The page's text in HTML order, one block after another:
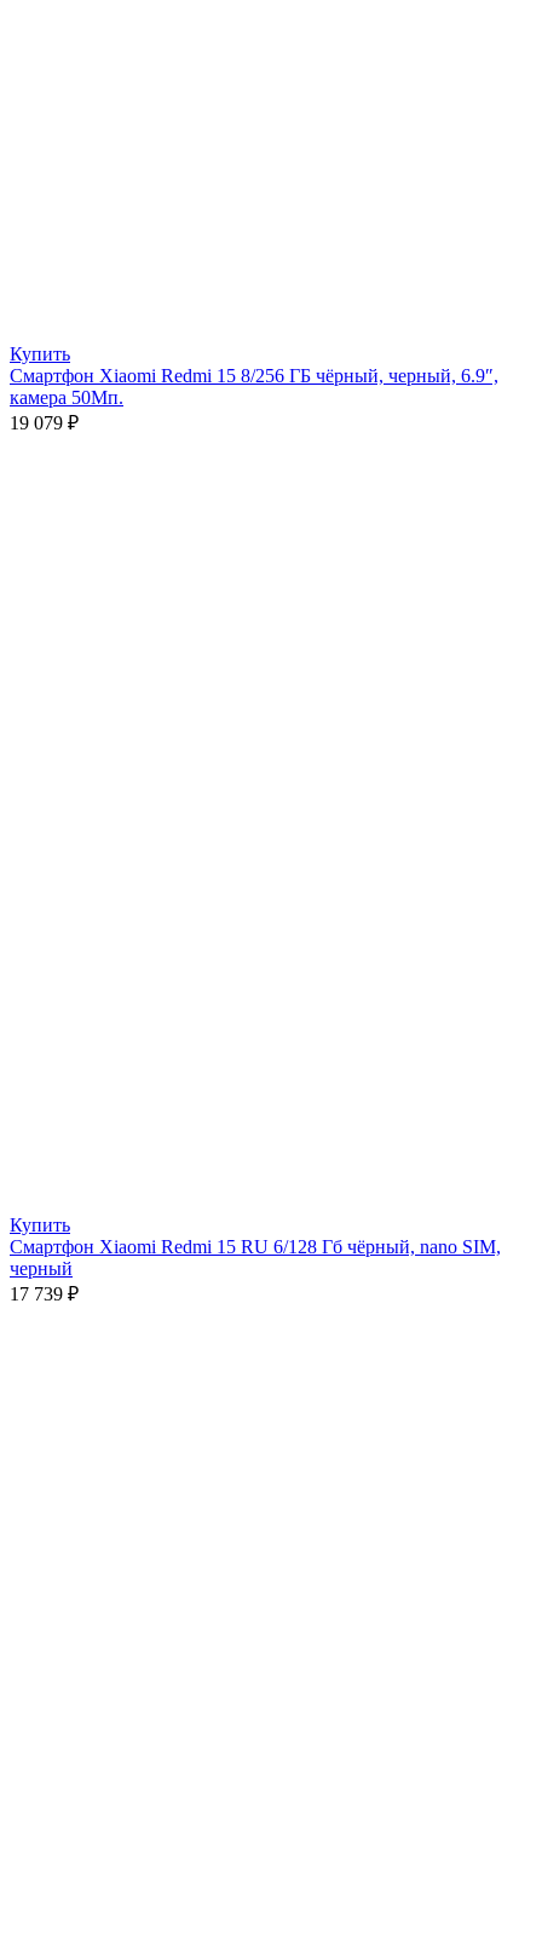
Купить
Смартфон Xiaomi Redmi 15 8/256 ГБ чёрный, черный, 6.9″,
камера 50Мп.
19 079 ₽
Купить
Смартфон Xiaomi Redmi 15 RU 6/128 Гб чёрный, nano SIM,
черный
17 739 ₽